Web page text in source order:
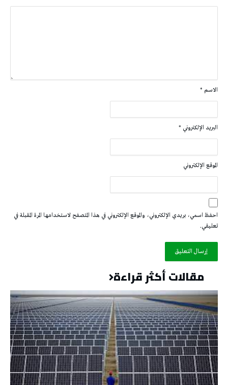
الاسم *
البريد الإلكتروني *
الموقع الإلكتروني
احفظ اسمي، بريدي الإلكتروني، والموقع الإلكتروني في هذا المتصفح لاستخدامها المرة المقبلة في
تعليقي.
مقالات أكثر قراءة